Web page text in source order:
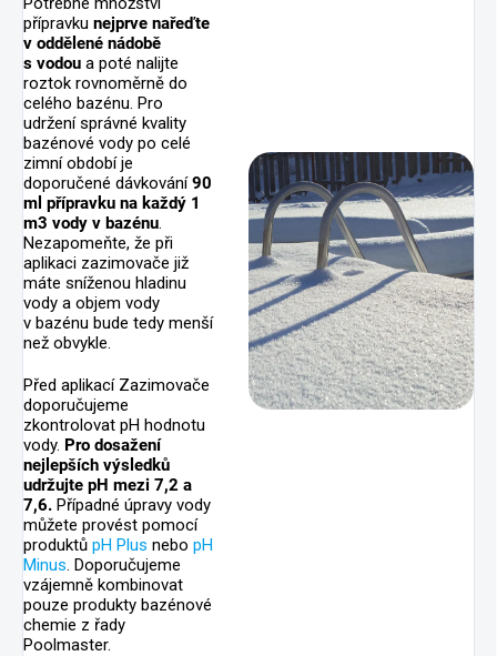
přípravku nejprve nařeďte
v oddělené nádobě
s vodou a poté nalijte
roztok rovnoměrně do
celého bazénu. Pro
udržení správné kvality
bazénové vody po celé
zimní období je
doporučené dávkování90
ml přípravku na každý 1
m3 vody v bazénu
Nezapomeňte, že při
aplikaci zazimovače již
máte sníženou hladinu
vody a objem vody
v bazénu bude tedy menší
než obvykle.
Před aplikací Zazimovače
doporučujeme
zkontrolovat pH hodnotu
vody. Pro dosažení
nejlepších výsledků
udržujte pH mezi 7,2 a
7,6. Případné úpravy vody
můžete provést pomocí
produktů pH Plus nebo pH
Minus . Doporučujeme
vzájemně kombinovat
pouze produkty bazénové
chemie z řady
Poolmaster.